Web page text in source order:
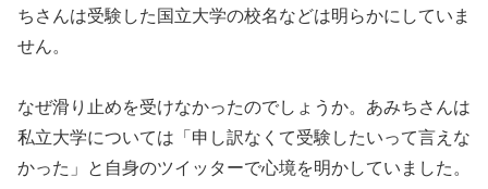
ちさんは受験した国立大学の校名などは明らかにしていま
せん。
なぜ滑り止めを受けなかったのでしょうか。あみちさんは
私立大学については「申し訳なくて受験したいって言えな
かった」と自身のツイッターで心境を明かしていました。